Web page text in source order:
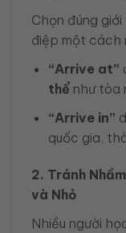
Chọn đúng
điệp một cách
“Arrive at”
thểnhư tòa
“Arrive in”
quốc gia,
2. Tránh
và Nhỏ
Nhiều người